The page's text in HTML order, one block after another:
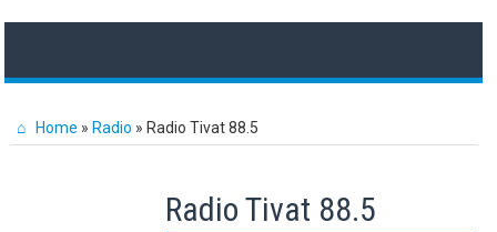
Home » Radio » Radio Tivat 88.5
Radio Tivat 88.5